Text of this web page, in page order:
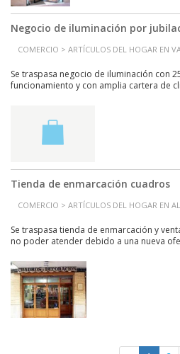
Negocio de iluminación por
COMERCIO > ARTÍCULOS DEL HOGAR EN
Se traspasa negocio de iluminación con
funcionamiento y con amplia cartera de
Tienda de enmarcación cuadros
COMERCIO > ARTÍCULOS DEL HOGAR EN
Se traspasa tienda de enmarcación y
no poder atender debido a una nueva